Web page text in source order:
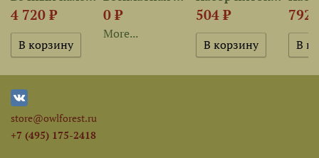
4 720 ₽ 0 ₽
More...
504 ₽ 792
store@owlforest.ru
+7 (495) 175-2418